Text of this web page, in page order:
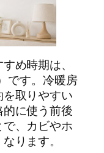
め時期は、
です。冷暖房
取りやすい
に使う前後
、カビやホ
ります。